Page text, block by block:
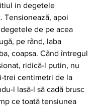
in degetele
Tensionează, apoi
de pe acea
pe rând, laba
coapsa. Când întregul
ridică-l putin, nu
trei centimetri de la
l lasă-l să cadă brusc
ce toată tensiunea